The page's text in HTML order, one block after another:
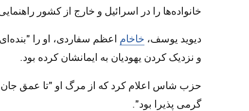
خانواده‌ها را در اسرائیل و خارج از کشور
دیوید یوسف، خاخام اعظم سفاردی، او را
و نزدیک کردن یهودیان به ایمانشان کرده بود.
حزب شاس اعلام کرد که از مرگ او "تا عمق جان
گرمی پذیرا بود".